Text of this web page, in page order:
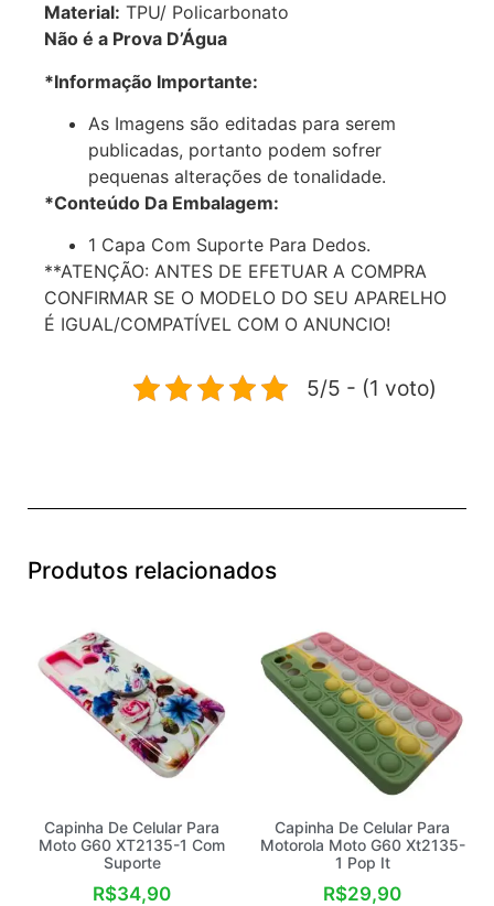
Material: TPU/ Policarbonato
Não é a Prova D’Água
*Informação Importante:
As Imagens são editadas para serem
publicadas, portanto podem sofrer
pequenas alterações de tonalidade.
*Conteúdo Da Embalagem:
1 Capa Com Suporte Para Dedos.
**ATENÇÃO: ANTES DE EFETUAR A COMPRA
CONFIRMAR SE O MODELO DO SEU APARELHO
É IGUAL/COMPATÍVEL COM O ANUNCIO!
5/5 - (1 voto)
Produtos relacionados
Capinha De Celular Para
Moto G60 XT2135-1 Com
Suporte
R$34,90
Capinha De Celular Para
Motorola Moto G60 Xt2135-
1 Pop It
R$29,90